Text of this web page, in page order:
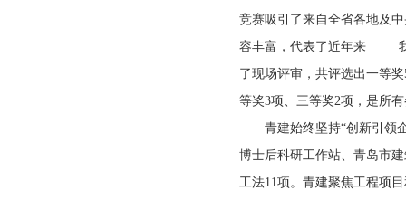
竞赛吸引了来自全省各地及
容丰富，代表了近年来 我
了现场评审，共评选出一等
等奖3项、三等奖2项，是所
青建始终坚持“创新引领企
博士后科研工作站、青岛市
工法11项。青建聚焦工程项